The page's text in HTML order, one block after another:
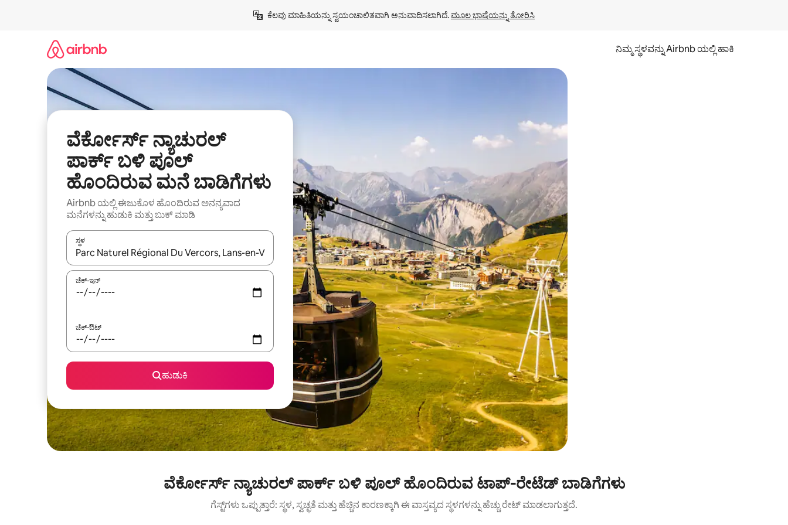
ಕೆಲವು ಮಾಹಿತಿಯನ್ನು ಸ್ವಯಂಚಾಲಿತವಾಗಿ ಅನುವಾದಿಸಲಾಗಿದೆ. ಮೂಲ ಭಾಷೆಯನ್ನು ತೋರಿಸಿ
ನಿಮ್ಮ ಸ್ಥಳವನ್ನು Airbnb ಯಲ್ಲಿ ಹಾಕಿ
ವೆರ್ಕೋರ್ಸ್ ನ್ಯಾಚುರಲ್
ಪಾರ್ಕ್ ಬಳಿ ಪೂಲ್
ಹೊಂದಿರುವ ಮನೆ ಬಾಡಿಗೆಗಳು
Airbnb ಯಲ್ಲಿ ಈಜುಕೊಳ ಹೊಂದಿರುವ ಅನನ್ಯವಾದ
ಮನೆಗಳನ್ನು ಹುಡುಕಿ ಮತ್ತು ಬುಕ್ ಮಾಡಿ
ಸ್ಥಳ
ಫಲಿತಾಂಶಗಳು ಲಭ್ಯವಿರುವಾಗ, ಅಪ್ ಮತ್ತು ಡೌನ್ ಬಾಣದ ಕೀಲಿಗಳೊಂದಿಗೆ ನ್ಯಾವಿಗೇಟ್ ಮಾಡಿ ಅಥವಾ ಸ್ಪರ್ಶ ಅಥವಾ ಸ್ವೈಪ್ ಗೆಸ್ಚರ್‌ಗಳ ಮೂಲಕ ಅನ್ವೇಷಿಸಿ.
ಚೆಕ್-ಇನ್
ಚೆಕ್-ಔಟ್
ಹುಡುಕಿ
ವೆರ್ಕೋರ್ಸ್ ನ್ಯಾಚುರಲ್ ಪಾರ್ಕ್ ಬಳಿ ಪೂಲ್ ಹೊಂದಿರುವ ಟಾಪ್-ರೇಟೆಡ್ ಬಾಡಿಗೆಗಳು
ಗೆಸ್ಟ್‌ಗಳು ಒಪ್ಪುತ್ತಾರೆ: ಸ್ಥಳ, ಸ್ವಚ್ಛತೆ ಮತ್ತು ಹೆಚ್ಚಿನ ಕಾರಣಕ್ಕಾಗಿ ಈ ವಾಸ್ತವ್ಯದ ಸ್ಥಳಗಳನ್ನು ಹೆಚ್ಚು ರೇಟ್ ಮಾಡಲಾಗುತ್ತದೆ.